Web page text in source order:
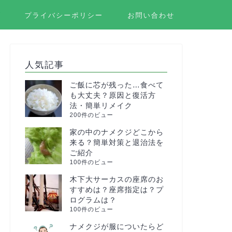
プライバシーポリシー お問い合わせ
人気記事
ご飯に芯が残った…食べて
も大丈夫？原因と復活方
法・簡単リメイク
200件のビュー
家の中のナメクジどこから
来る？簡単対策と退治法を
ご紹介
100件のビュー
木下大サーカスの座席のお
すすめは？座席指定は？プ
ログラムは？
100件のビュー
ナメクジが服についたらど